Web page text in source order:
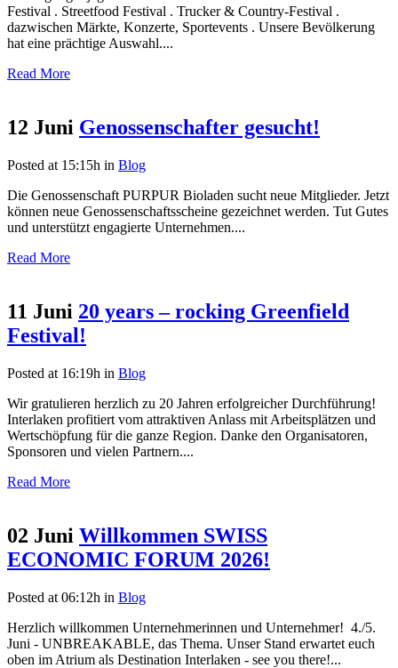
Festival . Streetfood Festival . Trucker & Country-Festival .
dazwischen Märkte, Konzerte, Sportevents . Unsere Bevölkerung
hat eine prächtige Auswahl....
Read More
12 Juni Genossenschafter gesucht!
Posted at 15:15h in Blog
Die Genossenschaft PURPUR Bioladen sucht neue Mitglieder. Jetzt
können neue Genossenschaftsscheine gezeichnet werden. Tut Gutes
und unterstützt engagierte Unternehmen....
Read More
11 Juni 20 years – rocking Greenfield
Festival!
Posted at 16:19h in Blog
Wir gratulieren herzlich zu 20 Jahren erfolgreicher Durchführung!
Interlaken profitiert vom attraktiven Anlass mit Arbeitsplätzen und
Wertschöpfung für die ganze Region. Danke den Organisatoren,
Sponsoren und vielen Partnern....
Read More
02 Juni Willkommen SWISS
ECONOMIC FORUM 2026!
Posted at 06:12h in Blog
Herzlich willkommen Unternehmerinnen und Unternehmer! 4./5.
Juni - UNBREAKABLE, das Thema. Unser Stand erwartet euch
oben im Atrium als Destination Interlaken - see you there!...